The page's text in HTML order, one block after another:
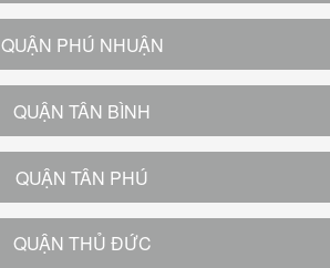
QUẬN PHÚ NHUẬN
QUẬN TÂN BÌNH
QUẬN TÂN PHÚ
QUẬN THỦ ĐỨC